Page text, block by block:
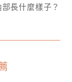
長什麼樣子？